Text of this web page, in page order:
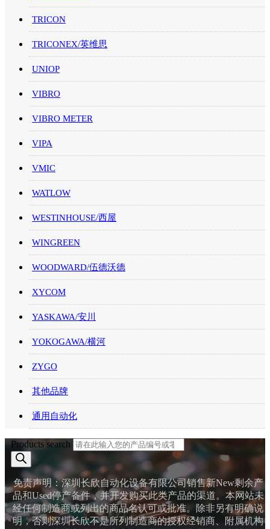
TRICON
TRICONEX/英维思
UNIOP
VIBRO
VIBRO METER
VIPA
VMIC
WATLOW
WESTINHOUSE/西屋
WINGREEN
WOODWARD/伍德沃德
XYCOM
YASKAWA/安川
YOKOGAWA/横河
ZYGO
其他品牌
通用自动化
Products search
免责声明：深圳长欣自动化设备有限公司销售新New剩余产
品和Used停产备件，并开发购买此类产品的渠道。本网站未
经任何制造商或列出的商品名认可或批准。除非另有明确说
明，否则深圳长欣不是所列制造商的授权经销商、附属机构